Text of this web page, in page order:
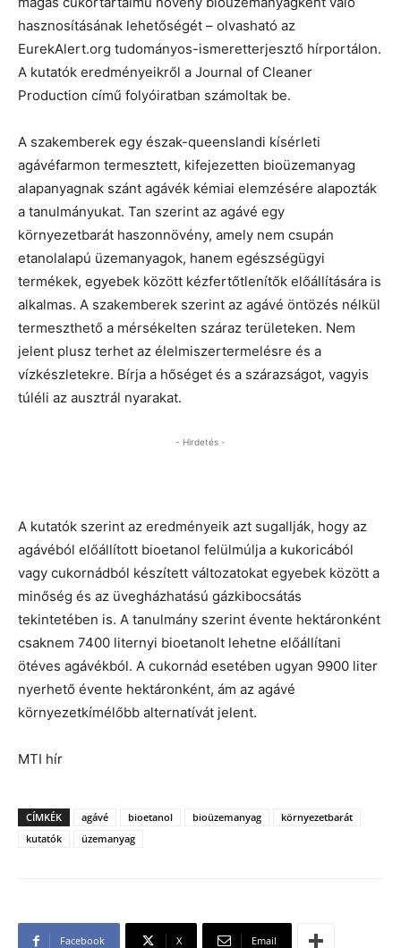
hasznosításának lehetőségét – olvasható az
EurekAlert.org tudományos-ismeretterjesztő hírportálon.
A kutatók eredményeikről a Journal of Cleaner
Production című folyóiratban számoltak be.
A szakemberek egy észak-queenslandi kísérleti
agávéfarmon termesztett, kifejezetten bioüzemanyag
alapanyagnak szánt agávék kémiai elemzésére alapozták
a tanulmányukat. Tan szerint az agávé egy
környezetbarát haszonnövény, amely nem csupán
etanolalapú üzemanyagok, hanem egészségügyi
termékek, egyebek között kézfertőtlenítők előállítására is
alkalmas. A szakemberek szerint az agávé öntözés nélkül
termeszthető a mérsékelten száraz területeken. Nem
jelent plusz terhet az élelmiszertermelésre és a
vízkészletekre. Bírja a hőséget és a szárazságot, vagyis
túléli az ausztrál nyarakat.
- Hirdetés -
A kutatók szerint az eredményeik azt sugallják, hogy az
agávéból előállított bioetanol felülmúlja a kukoricából
vagy cukornádból készített változatokat egyebek között a
minőség és az üvegházhatású gázkibocsátás
tekintetében is. A tanulmány szerint évente hektáronként
csaknem 7400 liternyi bioetanolt lehetne előállítani
ötéves agávékból. A cukornád esetében ugyan 9900 liter
nyerhető évente hektáronként, ám az agávé
környezetkímélőbb alternatívát jelent.
MTI hír
CÍMKÉK agávé bioetanol bioüzemanyag
környezetbarát
kutatók
üzemanyag
Facebook X Email